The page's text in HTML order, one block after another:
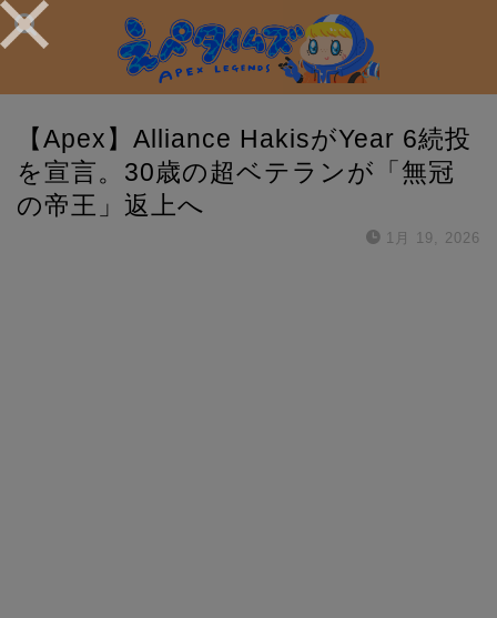
【Apex】Alliance HakisがYear 6続投
を宣言。30歳の超ベテランが「無冠
の帝王」返上へ
1月 19, 2026